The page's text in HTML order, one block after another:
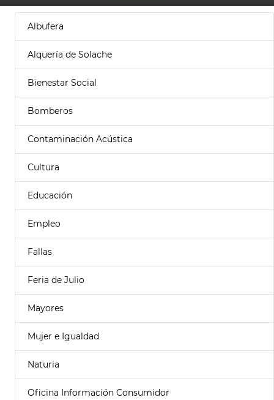
Albufera
Alquería de Solache
Bienestar Social
Bomberos
Contaminación Acústica
Cultura
Educación
Empleo
Fallas
Feria de Julio
Mayores
Mujer e Igualdad
Naturia
Oficina Información Consumidor